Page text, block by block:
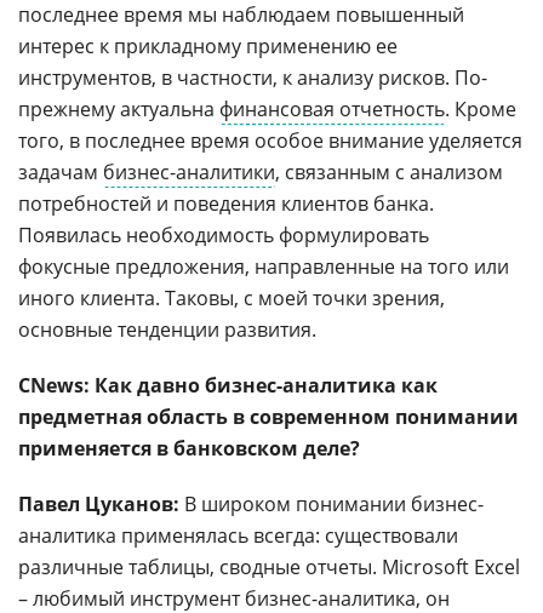
последнее время мы наблюдаем повышенный
интерес к прикладному применению ее
инструментов, в частности, к анализу рисков. По-
прежнему актуальна финансовая отчетность. Кроме
того, в последнее время особое внимание уделяется
задачам бизнес-аналитики, связанным с анализом
потребностей и поведения клиентов банка.
Появилась необходимость формулировать
фокусные предложения, направленные на того или
иного клиента. Таковы, с моей точки зрения,
основные тенденции развития.
CNews: Как давно бизнес-аналитика как
предметная область в современном понимании
применяется в банковском деле?
Павел Цуканов: В широком понимании бизнес-
аналитика применялась всегда: существовали
различные таблицы, сводные отчеты. Microsoft Excel
– любимый инструмент бизнес-аналитика, он